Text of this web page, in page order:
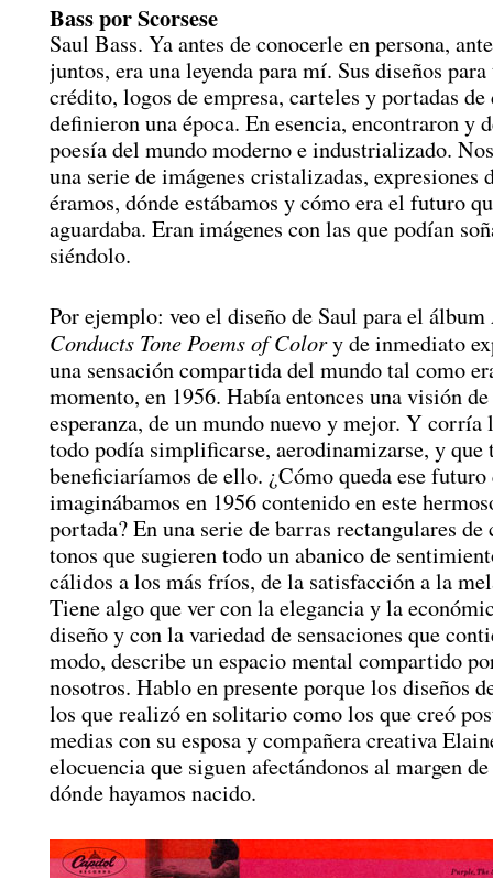
Bass por Scorsese
Saul Bass. Ya antes de conocerle en persona,
juntos, era una leyenda para mí. Sus diseños
crédito, logos de empresa, carteles y portadas de
definieron una época. En esencia, encontraron y
poesía del mundo moderno e industrializado.
una serie de imágenes cristalizadas, expresiones
éramos, dónde estábamos y cómo era el futuro
aguardaba. Eran imágenes con las que podían
siéndolo.
Por ejemplo: veo el diseño de Saul para el álbum
Conducts Tone Poems of Colory de inmediato
una sensación compartida del mundo tal como
momento, en 1956. Había entonces una visión
esperanza, de un mundo nuevo y mejor. Y corría
todo podía simplificarse, aerodinamizarse, y que
beneficiaríamos de ello. ¿Cómo queda ese futuro
imaginábamos en 1956 contenido en este
portada? En una serie de barras rectangulares de
tonos que sugieren todo un abanico de
cálidos a los más fríos, de la satisfacción a la
Tiene algo que ver con la elegancia y la
diseño y con la variedad de sensaciones que
modo, describe un espacio mental compartido
nosotros. Hablo en presente porque los diseños
los que realizó en solitario como los que creó
medias con su esposa y compañera creativa
elocuencia que siguen afectándonos al margen
dónde hayamos nacido.